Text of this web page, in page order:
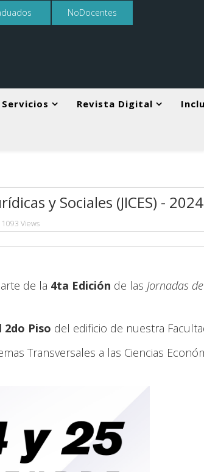
NoDocentes
Servicios Revista Digital
y Sociales (JICES) - 2024
1093 Views
de la 4ta Edición de las Jornadas
2do Piso del edificio de nuestra
Transversales a las Ciencias